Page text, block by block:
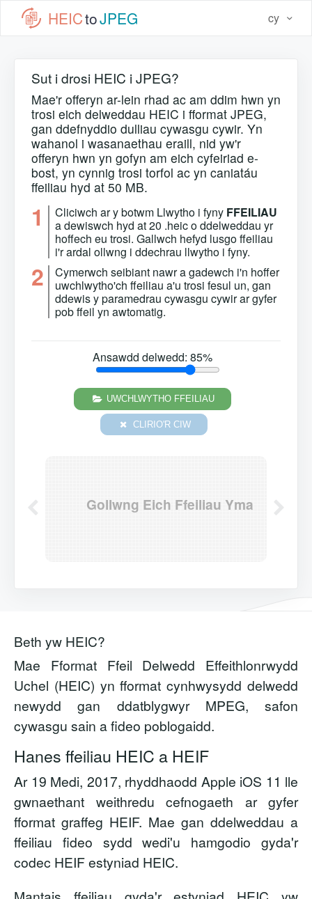
HEICtoJPEG cy
Sut i drosi HEIC i JPEG?
Mae'r offeryn ar-lein rhad ac am ddim hwn yn
trosi eich delweddau HEIC i fformat JPEG,
gan ddefnyddio dulliau cywasgu cywir. Yn
wahanol i wasanaethau eraill, nid yw'r
offeryn hwn yn gofyn am eich cyfeiriad e-
bost, yn cynnig trosi torfol ac yn caniatáu
ffeiliau hyd at 50 MB.
1 Cliciwch ar y botwm Llwytho i fyny FFEILIAU
a dewiswch hyd at 20 .heic o ddelweddau yr
hoffech eu trosi. Gallwch hefyd lusgo ffeiliau
i'r ardal ollwng i ddechrau llwytho i fyny.
2
Cymerwch seibiant nawr a gadewch i'n hoffer
uwchlwytho'ch ffeiliau a'u trosi fesul un, gan
ddewis y paramedrau cywasgu cywir ar gyfer
pob ffeil yn awtomatig.
Ansawdd delwedd: 85%
UWCHLWYTHO FFEILIAU
CLIRIO'R CIW
Gollwng Eich Ffeiliau Yma
Beth yw HEIC?
Mae Fformat Ffeil Delwedd Effeithlonrwydd
Uchel (HEIC) yn fformat cynhwysydd delwedd
newydd gan ddatblygwyr MPEG, safon
cywasgu sain a fideo poblogaidd.
Hanes ffeiliau HEIC a HEIF
Ar 19 Medi, 2017, rhyddhaodd Apple iOS 11 lle
gwnaethant weithredu cefnogaeth ar gyfer
fformat graffeg HEIF. Mae gan ddelweddau a
ffeiliau fideo sydd wedi'u hamgodio gyda'r
codec HEIF estyniad HEIC.